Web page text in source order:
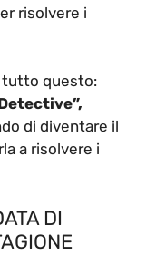
risolvere i
tutto questo:
di diventare il
a risolvere i
DI